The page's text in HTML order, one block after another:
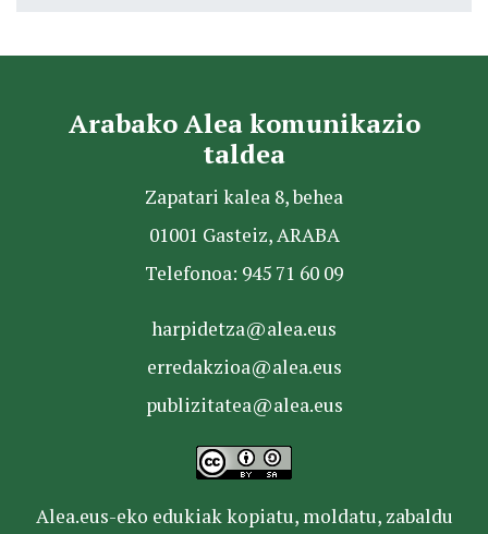
Arabako Alea komunikazio
taldea
Zapatari kalea 8, behea
01001 Gasteiz, ARABA
Telefonoa: 945 71 60 09
harpidetza@alea.eus
erredakzioa@alea.eus
publizitatea@alea.eus
Alea.eus-eko edukiak kopiatu, moldatu, zabaldu